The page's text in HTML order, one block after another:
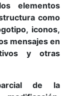
elementos
como
iconos,
mensajes en
y otras
de la